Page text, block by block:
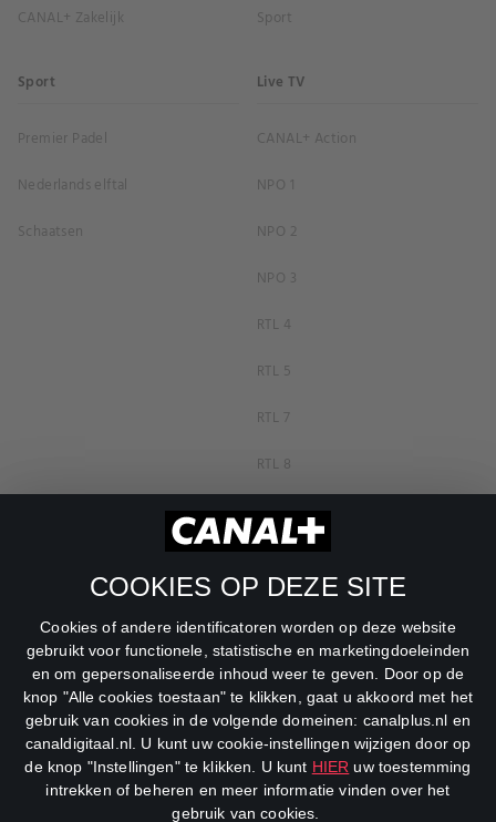
COOKIES OP DEZE SITE
Cookies of andere identificatoren worden op deze website
gebruikt voor functionele, statistische en marketingdoeleinden
en om gepersonaliseerde inhoud weer te geven. Door op de
knop "Alle cookies toestaan" te klikken, gaat u akkoord met het
gebruik van cookies in de volgende domeinen: canalplus.nl en
canaldigitaal.nl. U kunt uw cookie-instellingen wijzigen door op
de knop "Instellingen" te klikken. U kunt HIER uw toestemming
intrekken of beheren en meer informatie vinden over het
gebruik van cookies.
CANAL+ Zakelijk
Sport
Sport
Premier Padel
Nederlands elftal
Schaatsen
Live TV
CANAL+ Action
NPO 1
NPO 2
NPO 3
RTL 4
RTL 5
RTL 7
RTL 8
RTL Z
SBS6
Net5
Veronica
DreamWorks Channel